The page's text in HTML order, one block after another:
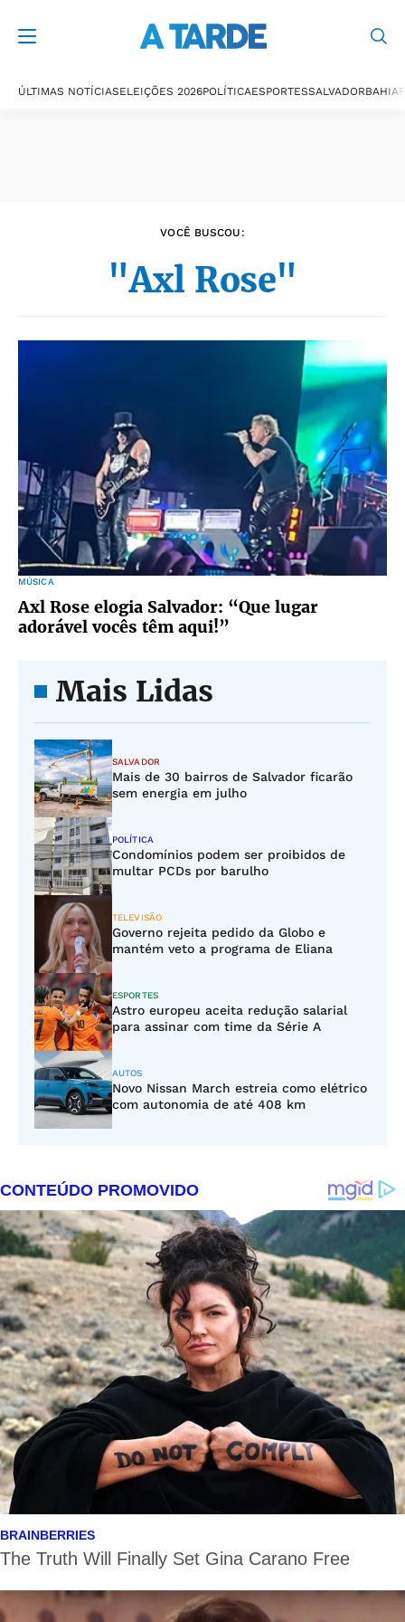
ÚLTIMAS NOTÍCIASELEIÇÕES 2026POLÍTICAESPORTESSALVADORBAHIA
VOCÊ BUSCOU:
"Axl Rose"
MÚSICA
Axl Rose elogia Salvador: “Que lugar
adorável vocês têm aqui!”
Mais Lidas
SALVADOR
Mais de 30 bairros de Salvador ficarão
sem energia em julho
POLÍTICA
Condomínios podem ser proibidos de
multar PCDs por barulho
TELEVISÃO
Governo rejeita pedido da Globo e
mantém veto a programa de Eliana
ESPORTES
Astro europeu aceita redução salarial
para assinar com time da Série A
AUTOS
Novo Nissan March estreia como elétrico
com autonomia de até 408 km